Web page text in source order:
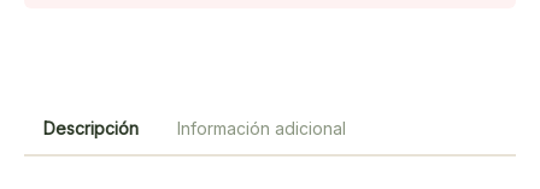
Descripción Información adicional